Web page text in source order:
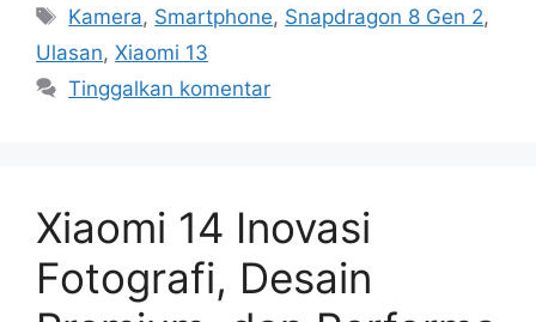
Tag
Kamera, Smartphone, Snapdragon 8 Gen 2,
Ulasan, Xiaomi 13
Tinggalkan komentar
Xiaomi 14 Inovasi
Fotografi, Desain